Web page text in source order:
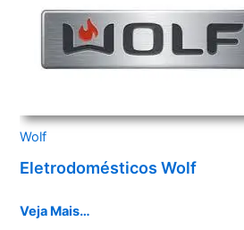
Wolf
Eletrodomésticos Wolf
Veja Mais…